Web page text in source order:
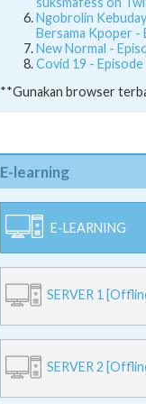
Ngobrolin
Bersama Kpoper -
New Normal -
Covid 19 - Episode
**Gunakan browser
E-learning
E-LEARNING
SERVER 1
SERVER 2